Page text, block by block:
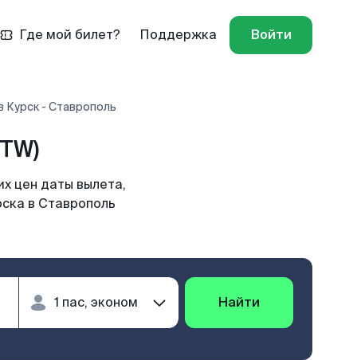
Где мой билет? Поддержка Войти
Курск - Ставрополь
цен даты вылета,
в Ставрополь
Найти